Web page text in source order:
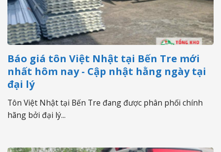
Báo giá tôn Việt Nhật tại Bến Tre mới
nhất hôm nay - Cập nhật hằng ngày tại
đại lý
Tôn Việt Nhật tại Bến Tre đang được phân phối chính
hãng bởi đại lý...